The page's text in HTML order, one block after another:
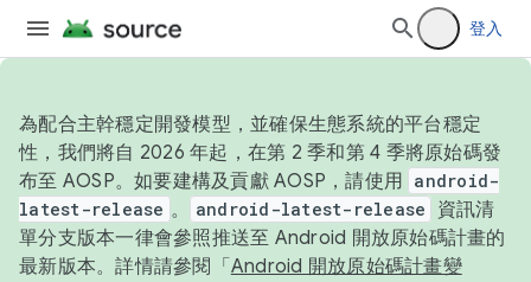
登入
為配合主幹穩定開發模型，並確保生態系統的平台穩定
性，我們將自 2026 年起，在第 2 季和第 4 季將原始碼發
布至 AOSP。如要建構及貢獻 AOSP，請使用 android-
latest-release 。 android-latest-release
資訊清
單分支版本一律會參照推送至 Android 開放原始碼計畫的
最新版本。詳情請參閱「 Android 開放原始碼計畫變